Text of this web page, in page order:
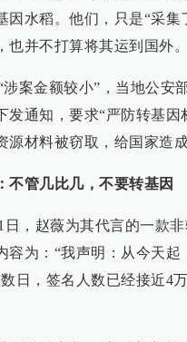
因水稻。他们，只是“采
也并不打算将其运到国外。
金额较小”，当地公安部
发通知，要求“严防转基
源材料被窃取，给国家造
不管几比几，不要转基因
赵薇为其代言的一款非
容为：“我声明：从今天
日，签名人数已经接近4